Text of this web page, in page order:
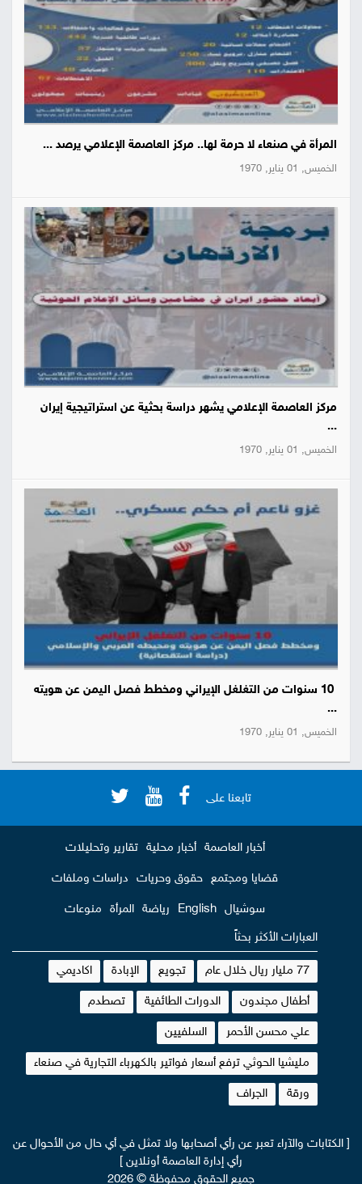
المرأة في صنعاء لا حرمة لها.. مركز العاصمة الإعلامي يرصد ...
الخميس, 01 يناير, 1970
مركز العاصمة الإعلامي يشهر دراسة بحثية عن استراتيجية إيران
...
الخميس, 01 يناير, 1970
10 سنوات من التغلغل الإيراني ومخطط فصل اليمن عن هويته
...
الخميس, 01 يناير, 1970
تابعنا على
أخبار العاصمة أخبار محلية تقارير وتحليلات
قضايا ومجتمع حقوق وحريات دراسات وملفات
سوشيال English رياضة المرأة منوعات
العبارات الأكثر بحثاً
77 مليار ريال خلال عام تجويع الإبادة اكاديمي
أطفال مجندون الدورات الطائفية تصطدم
علي محسن الأحمر السلفيين
مليشيا الحوثي ترفع أسعار فواتير بالكهرباء التجارية في صنعاء
ورقة الجراف
[ الكتابات والآراء تعبر عن رأي أصحابها ولا تمثل في أي حال من الأحوال عن
رأي إدارة العاصمة أونلاين ]
جميع الحقوق محفوظة © 2026